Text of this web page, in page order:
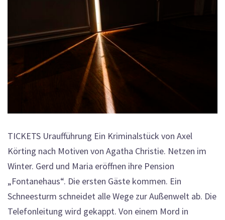
TICKETS Uraufführung Ein Kriminalstück von Axel
Körting nach Motiven von Agatha Christie. Netzen im
Winter. Gerd und Maria eröffnen ihre Pension
„Fontanehaus“. Die ersten Gäste kommen. Ein
Schneesturm schneidet alle Wege zur Außenwelt ab. Die
Telefonleitung wird gekappt. Von einem Mord in